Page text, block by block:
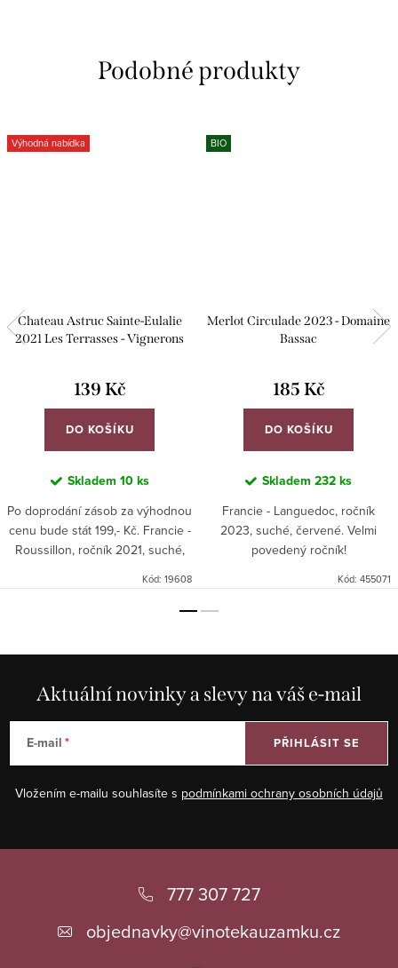
Výhodná nabídka
Chateau Astruc Sainte-Eulalie
2021 Les Terrasses - Vignerons
139 Kč
DO KOŠÍKU
Skladem 10 ks
Po doprodání zásob za výhodnou
cenu bude stát 199,- Kč. Francie -
Roussillon, ročník 2021, suché,
Kód: 19608
BIO
Merlot Circulade 2023 - Domaine
Bassac
185 Kč
DO KOŠÍKU
Skladem 232 ks
Francie - Languedoc, ročník
2023, suché, červené. Velmi
povedený ročník!
Kód: 455071
Aktuální novinky a slevy na váš e-mail
E-mail
Vložením e-mailu souhlasíte s podmínkami ochrany osobních údajů
PŘIHLÁSIT SE
777 307 727
objednavky@vinotekauzamku.cz